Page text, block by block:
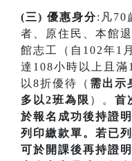
(三) 優惠身分:凡70
者、原住民、本館
館志工（自102年1
達108小時以上且
以8折優待（ 需出示
多以2班為限 ）。 首
於報名成功後持證
列印繳款單。若已
可於開課後再持證